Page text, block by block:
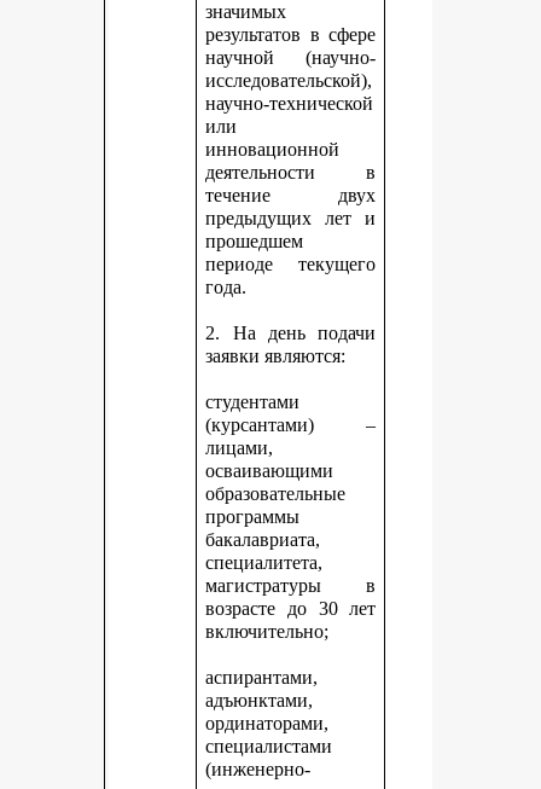
значимых
результатов в сфере
научной (научно-
исследовательской),
научно-технической
или
инновационной
деятельности в
течение двух
предыдущих лет и
прошедшем
периоде текущего
года.
2. На день подачи
заявки являются:
студентами
(курсантами) –
лицами,
осваивающими
образовательные
программы
бакалавриата,
специалитета,
магистратуры в
возрасте до 30 лет
включительно;
аспирантами,
адъюнктами,
ординаторами,
специалистами
(инженерно-